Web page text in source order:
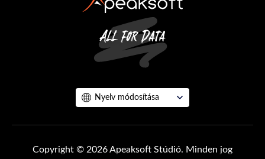
Nyelv módosítása
Copyright © 2026 Apeaksoft Stúdió. Minden jog